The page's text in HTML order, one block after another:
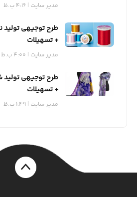
مدیر سایت 4:16 ب.ظ
طرح توجیهی تولید
+ تسهیلات
مدیر سایت 4:00 ب.ظ
طرح توجیهی
+ تسهیلات
مدیر سایت 1:49 ب.ظ